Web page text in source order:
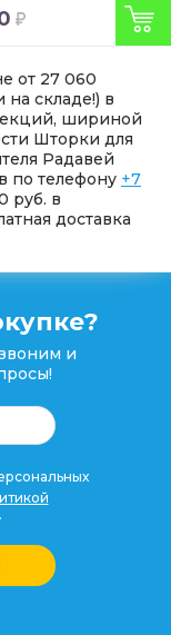
от 27 060
складе!) в
шириной
Шторки для
Радавей
по телефону +7
руб. в
доставка
и
.